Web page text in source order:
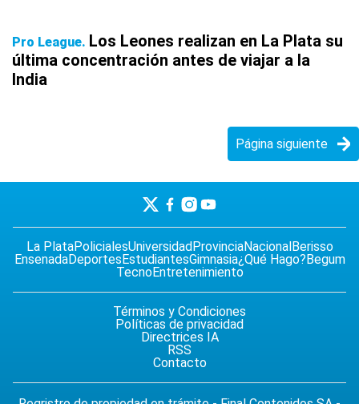
Pro League Los Leones realizan en La Plata su
última concentración antes de viajar a la
India
Página siguiente
La PlataPolicialesUniversidadProvinciaNacionalBerisso
EnsenadaDeportesEstudiantesGimnasia¿Qué Hago?Begum
TecnoEntretenimiento
Términos y Condiciones
Políticas de privacidad
Directrices IA
RSS
Contacto